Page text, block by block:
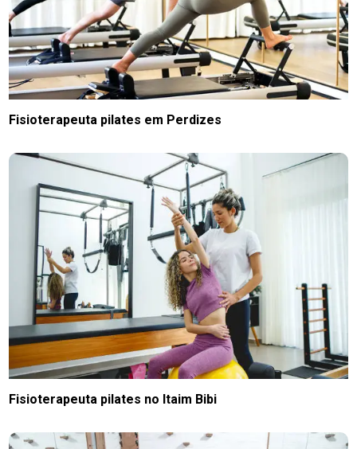
Fisioterapeuta pilates em Perdizes
Fisioterapeuta pilates no Itaim Bibi